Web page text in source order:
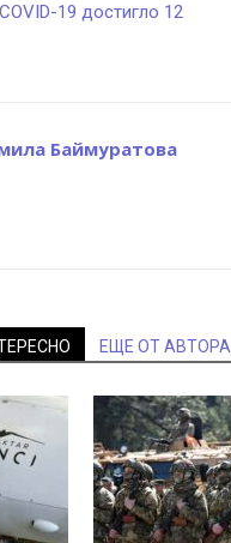
19 достигло 12
Баймуратова
ЕЩЕ ОТ АВТОРА